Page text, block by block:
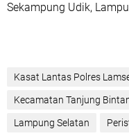
Sekampung Udik,
Kasat Lantas Polres
Kecamatan Tanjung
Lampung Selatan